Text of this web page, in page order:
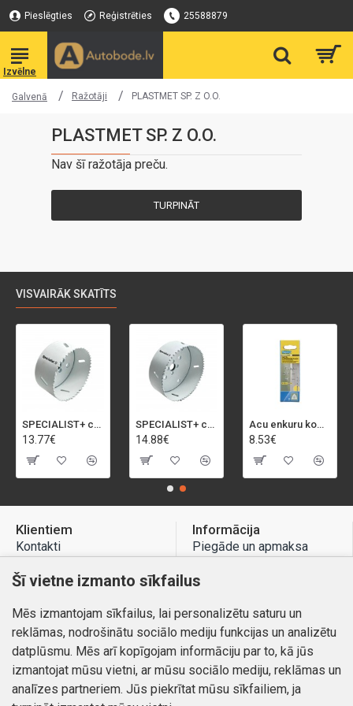
Pieslēgties Reģistrēties 25588879
Galvenā Ražotāji PLASTMET SP. Z O.O.
PLASTMET SP. Z O.O.
Nav šī ražotāja preču.
TURPINĀT
VISVAIRĀK SKATĪTS
SPECIALIST+ caurumu zāģis BI-METAL, 92 mm
13.77€
SPECIALIST+ caurumu zāģis BI-METAL, 98 mm
14.88€
Acu enkuru komplekts, 3-13 mm, Rapid, 12 gab.
8.53€
Klientiem
Kontakti
Preču atgriešana
Mans profils
Pasūtījumi
Informācija
Piegāde un apmaksa
Atteikuma tiesības
Kontakti
Šī vietne izmanto sīkfailus
Mēs izmantojam sīkfailus, lai personalizētu saturu un
reklāmas, nodrošinātu sociālo mediju funkcijas un analizētu
datplūsmu. Mēs arī kopīgojam informāciju par to, kā jūs
izmantojat mūsu vietni, ar mūsu sociālo mediju, reklāmas un
analīzes partneriem. Jūs piekrītat mūsu sīkfailiem, ja